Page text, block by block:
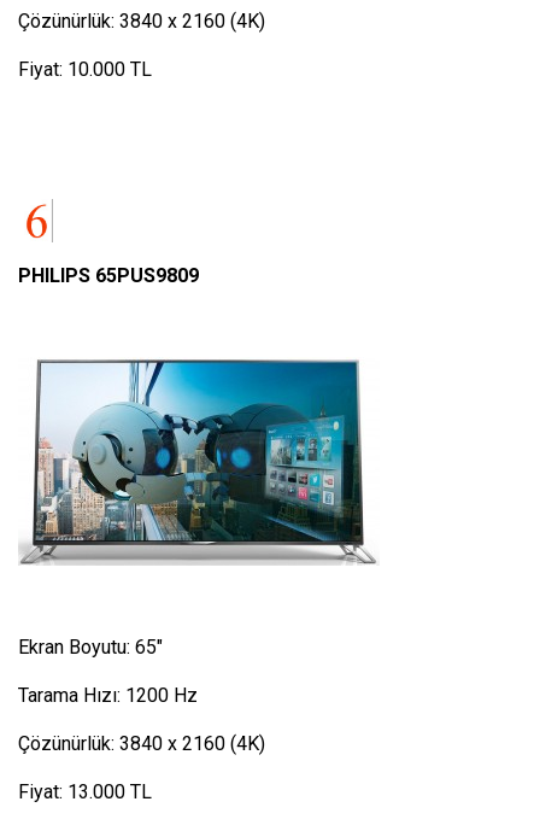
Çözünürlük: 3840 x 2160 (4K)
Fiyat: 10.000 TL
PHILIPS 65PUS9809
Ekran Boyutu: 65″
Tarama Hızı: 1200 Hz
Çözünürlük: 3840 x 2160 (4K)
Fiyat: 13.000 TL